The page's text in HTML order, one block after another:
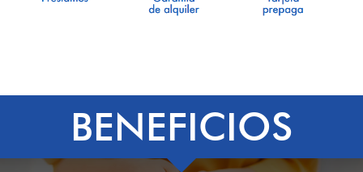
BENEFICIOS